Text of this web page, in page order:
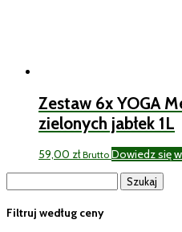
Zestaw 6x YOGA
zielonych jabłek 1L
59,00 zł Brutto Dowiedz się
Filtruj według ceny